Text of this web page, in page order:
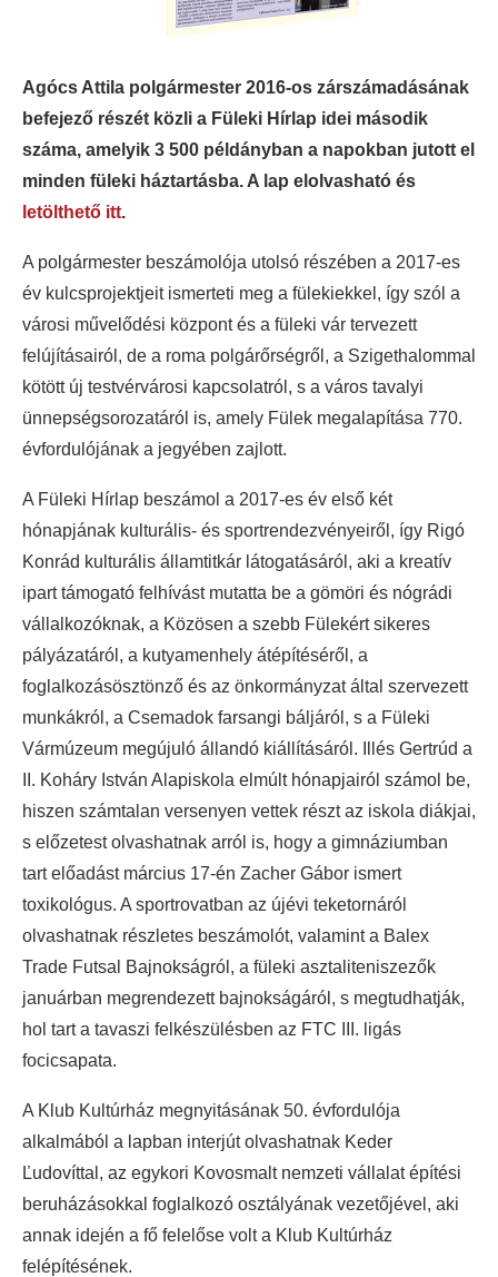
Agócs Attila polgármester 2016-os zárszámadásának
befejező részét közli a Füleki Hírlap idei második
száma, amelyik 3 500 példányban a napokban jutott el
minden füleki háztartásba. A lap elolvasható és
letölthető itt.
A polgármester beszámolója utolsó részében a 2017-es
év kulcsprojektjeit ismerteti meg a fülekiekkel, így szól a
városi művelődési központ és a füleki vár tervezett
felújításairól, de a roma polgárőrségről, a Szigethalommal
kötött új testvérvárosi kapcsolatról, s a város tavalyi
ünnepségsorozatáról is, amely Fülek megalapítása 770.
évfordulójának a jegyében zajlott.
A Füleki Hírlap beszámol a 2017-es év első két
hónapjának kulturális- és sportrendezvényeiről, így Rigó
Konrád kulturális államtitkár látogatásáról, aki a kreatív
ipart támogató felhívást mutatta be a gömöri és nógrádi
vállalkozóknak, a Közösen a szebb Fülekért sikeres
pályázatáról, a kutyamenhely átépítéséről, a
foglalkozásösztönző és az önkormányzat által szervezett
munkákról, a Csemadok farsangi báljáról, s a Füleki
Vármúzeum megújuló állandó kiállításáról. Illés Gertrúd a
II. Koháry István Alapiskola elmúlt hónapjairól számol be,
hiszen számtalan versenyen vettek részt az iskola diákjai,
s előzetest olvashatnak arról is, hogy a gimnáziumban
tart előadást március 17-én Zacher Gábor ismert
toxikológus. A sportrovatban az újévi teketornáról
olvashatnak részletes beszámolót, valamint a Balex
Trade Futsal Bajnokságról, a füleki asztaliteniszezők
januárban megrendezett bajnokságáról, s megtudhatják,
hol tart a tavaszi felkészülésben az FTC III. ligás
focicsapata.
A Klub Kultúrház megnyitásának 50. évfordulója
alkalmából a lapban interjút olvashatnak Keder
Ľudovíttal, az egykori Kovosmalt nemzeti vállalat építési
beruházásokkal foglalkozó osztályának vezetőjével, aki
annak idején a fő felelőse volt a Klub Kultúrház
felépítésének.